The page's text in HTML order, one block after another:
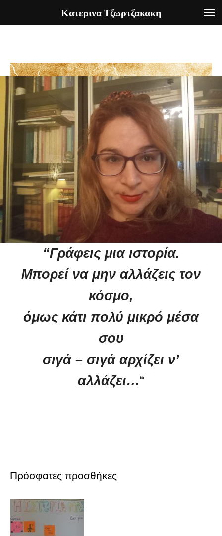
“Γράφεις μια ιστορία.
Μπορεί να μην αλλάζεις τον
κόσμο,
όμως κάτι πολύ μικρό μέσα
σου
σιγά – σιγά αρχίζει ν’
αλλάζει…“
Πρόσφατες προσθήκες
Κατερινα Τζωρτζακακη